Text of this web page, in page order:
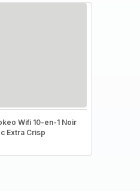
Wifi 10-en-1 Noir
Extra Crisp